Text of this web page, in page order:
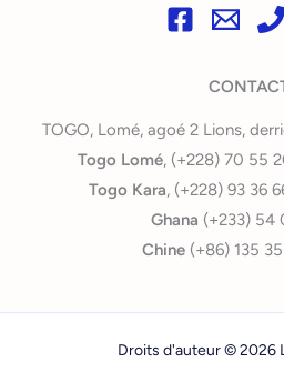
TOGO, Lomé, agoé 2 Lions,
Togo Lomé, (+228) 70 55
Togo Kara, (+228) 93 36
Ghana (+233) 54
Chine (+86) 135
Droits d'auteur © 2026